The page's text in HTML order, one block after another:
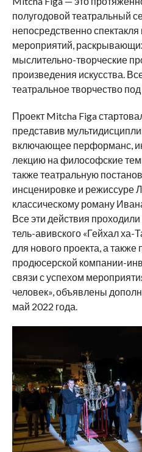
полугодовой театральный
непосредственно
мероприятий,
мыслительно-творческие
произведения искусства.
театральное творчество
Проект Mitcha Figa
представив
включающее перформанс,
лекцию на философские
также театральную
инсценировке и режиссуре
классическому роману
Все эти действия
тель-авивского «Гейхал ха-
для нового проекта, а
продюсерской компании-
связи с успехом
человек», объявлены
май 2022 года.